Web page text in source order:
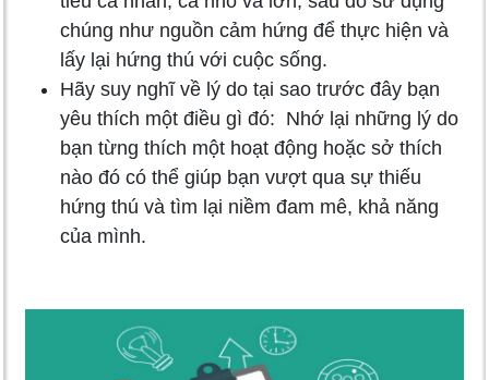
chúng như nguồn cảm hứng để thực hiện và
lấy lại hứng thú với cuộc sống.
Hãy suy nghĩ về lý do tại sao trước đây bạn
yêu thích một điều gì đó: Nhớ lại những lý do
bạn từng thích một hoạt động hoặc sở thích
nào đó có thể giúp bạn vượt qua sự thiếu
hứng thú và tìm lại niềm đam mê, khả năng
của mình.